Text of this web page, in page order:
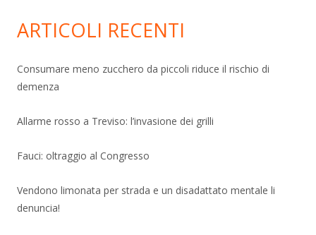
ARTICOLI RECENTI
Consumare meno zucchero da piccoli riduce il rischio di
demenza
Allarme rosso a Treviso: l’invasione dei grilli
Fauci: oltraggio al Congresso
Vendono limonata per strada e un disadattato mentale li
denuncia!